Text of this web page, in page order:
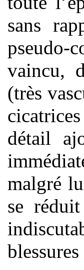
sans
pseudo-
vaincu,
(très
détail
malgré
se